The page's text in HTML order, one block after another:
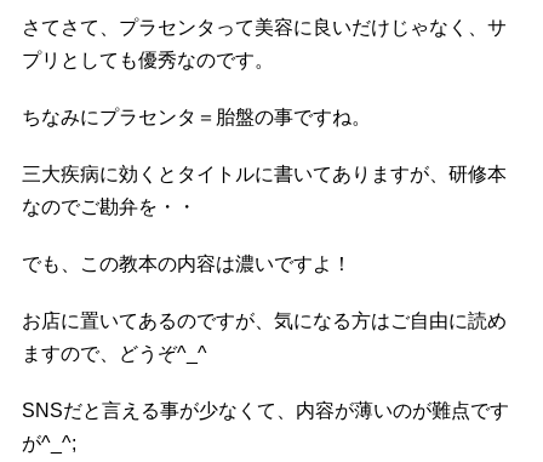
さてさて、プラセンタって美容に良いだけじゃなく、サ
プリとしても優秀なのです。
ちなみにプラセンタ＝胎盤の事ですね。
三大疾病に効くとタイトルに書いてありますが、研修本
なのでご勘弁を・・
でも、この教本の内容は濃いですよ！
お店に置いてあるのですが、気になる方はご自由に読め
ますので、どうぞ^_^
SNSだと言える事が少なくて、内容が薄いのが難点です
が^_^;